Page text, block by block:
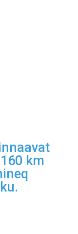
km